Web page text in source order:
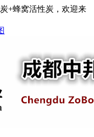
+蜂窝活性炭，欢迎来